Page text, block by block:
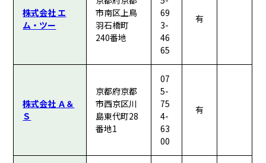
株式会社 エ
ム・ツー
市南区上鳥
羽石橋町
240番地
69
3-
46
65
有
株式会社 Ａ＆
Ｓ
京都府京都
市西京区川
島東代町28
番地1
07
5-
75
4-
63
00
有